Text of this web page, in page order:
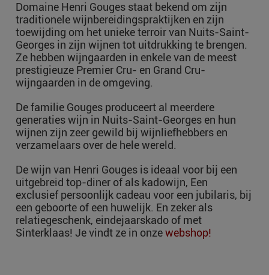
Domaine Henri Gouges staat bekend om zijn
traditionele wijnbereidingspraktijken en zijn
toewijding om het unieke terroir van Nuits-Saint-
Georges in zijn wijnen tot uitdrukking te brengen.
Ze hebben wijngaarden in enkele van de meest
prestigieuze Premier Cru- en Grand Cru-
wijngaarden in de omgeving.
De familie Gouges produceert al meerdere
generaties wijn in Nuits-Saint-Georges en hun
wijnen zijn zeer gewild bij wijnliefhebbers en
verzamelaars over de hele wereld.
De wijn van Henri Gouges is ideaal voor bij een
uitgebreid top-diner of als kadowijn, Een
exclusief persoonlijk cadeau voor een jubilaris, bij
een geboorte of een huwelijk. En zeker als
relatiegeschenk, eindejaarskado of met
Sinterklaas! Je vindt ze in onzewebshop!